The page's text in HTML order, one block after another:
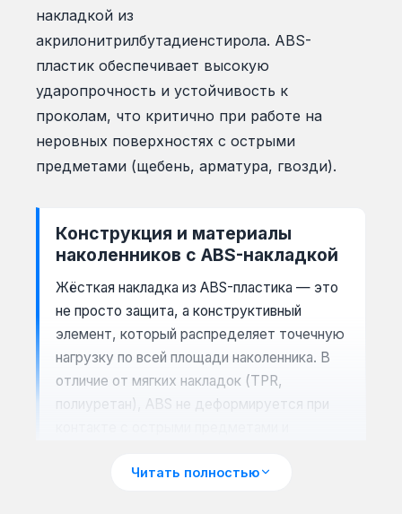
накладкой из
акрилонитрилбутадиенстирола. ABS-
пластик обеспечивает высокую
ударопрочность и устойчивость к
проколам, что критично при работе на
неровных поверхностях с острыми
предметами (щебень, арматура, гвозди).
Конструкция и материалы
наколенников с ABS-накладкой
Жёсткая накладка из ABS-пластика — это
не просто защита, а конструктивный
элемент, который распределяет точечную
нагрузку по всей площади наколенника. В
отличие от мягких накладок (TPR,
полиуретан), ABS не деформируется при
накладка может быть как монолитной, так
Читать полностью